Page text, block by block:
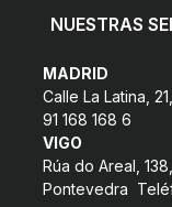
NUESTRAS
MADRID
Calle La Latina,
91 168 168 6
VIGO
Rúa do Areal,
Pontevedra
Fundesplai als
Xarxes socials
COL·LABORA